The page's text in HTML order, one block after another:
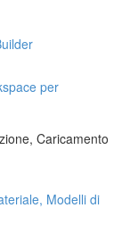
per
Caricamento
Modelli di